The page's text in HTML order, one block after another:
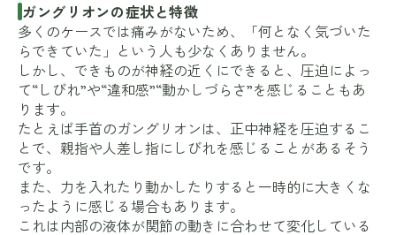
ガングリオンの症状と特徴
多くのケースでは痛みがないため、「何となく気づいた
らできていた」という人も少なくありません。
しかし、できものが神経の近くにできると、圧迫によっ
て“しびれ”や“違和感”“動かしづらさ”を感じることもあ
ります。
たとえば手首のガングリオンは、正中神経を圧迫するこ
とで、親指や人差し指にしびれを感じることがあるそう
です。
また、力を入れたり動かしたりすると一時的に大きくな
ったように感じる場合もあります。
これは内部の液体が関節の動きに合わせて変化している